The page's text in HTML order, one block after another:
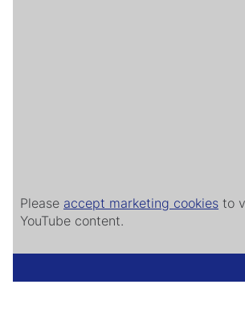
Please accept marketing cookies to
YouTube content.